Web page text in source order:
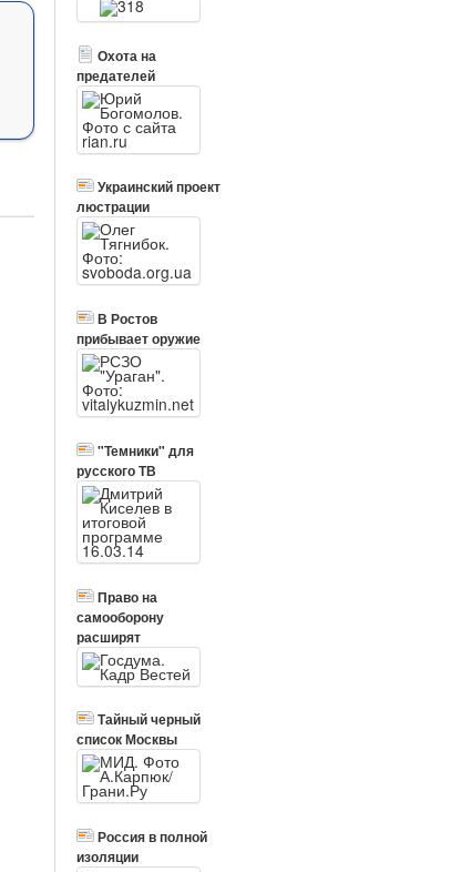
Охота на
предателей
Украинский проект
люстрации
В Ростов
прибывает оружие
"Темники" для
русского ТВ
Право на
самооборону
расширят
Тайный черный
список Москвы
Россия в полной
изоляции